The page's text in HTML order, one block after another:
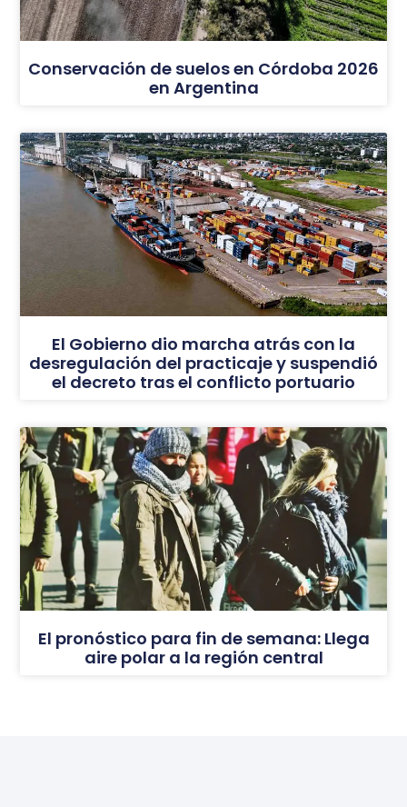
Conservación de suelos en Córdoba 2026
en Argentina
El Gobierno dio marcha atrás con la
desregulación del practicaje y suspendió
el decreto tras el conflicto portuario
El pronóstico para fin de semana: Llega
aire polar a la región central